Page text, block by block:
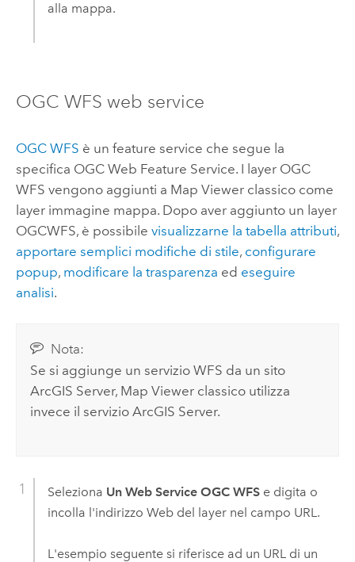
alla mappa.
OGC WFS web service
OGCWFS è un feature service che segue la
specifica OGCWeb Feature Service. I layer OGC
WFS vengono aggiunti a Map Viewer classicocome
layer immagine mappa. Dopo aver aggiunto un layer
OGCWFS, è possibile visualizzarne la tabella attributi,
apportare semplici modifiche di stile, configurare
popup, modificare la trasparenza ed eseguire
analisi.
Nota:
Se si aggiunge un servizio WFS da un sito
ArcGIS Server, Map Viewer classico utilizza
invece il servizioArcGIS Server.
Seleziona Un Web Service OGC WFSe digita o
incolla l'indirizzo Web del layer nel campo URL.
L'esempio seguente si riferisce ad un URL di un